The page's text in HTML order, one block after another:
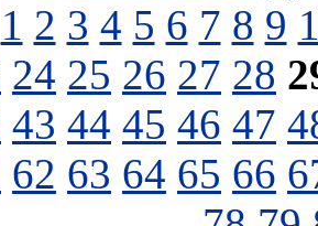
1 2 3 4 5 6 7 8 9
24 25 26 27 28
43 44 45 46 47
62 63 64 65 66